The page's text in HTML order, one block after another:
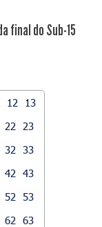
final do Sub-15
12
13
22
23
32
33
42
43
52
53
62
63